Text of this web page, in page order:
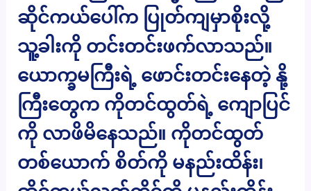
ဆိုင်ကယ်ပေါ်က ပြုတ်ကျမှာစိုးလို့
သူ့ခါးကို တင်းတင်းဖက်လာသည်။
ယောက္ခမကြီးရဲ့ ဖောင်းတင်းနေတဲ့ နို့
ကြီးတွေက ကိုတင်ထွတ်ရဲ့ ကျောပြင်
ကို လာဖိမိနေသည်။ ကိုတင်ထွတ်
တစ်ယောက် စိတ်ကို မနည်းထိန်း၊